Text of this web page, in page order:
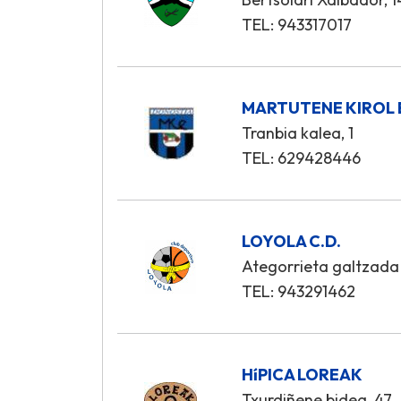
TEL: 943317017
MARTUTENE KIROL
Tranbia kalea, 1
TEL: 629428446
LOYOLA C.D.
Ategorrieta galtzada
TEL: 943291462
HíPICA LOREAK